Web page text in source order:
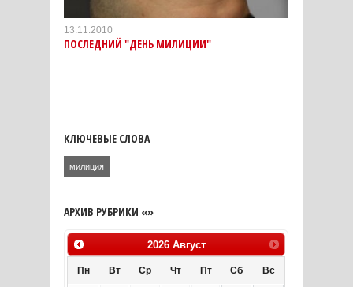
13.11.2010
ПОСЛЕДНИЙ "ДЕНЬ МИЛИЦИИ"
КЛЮЧЕВЫЕ СЛОВА
милиция
АРХИВ РУБРИКИ «»
2026 Август
Пн Вт Ср Чт Пт Сб Вс